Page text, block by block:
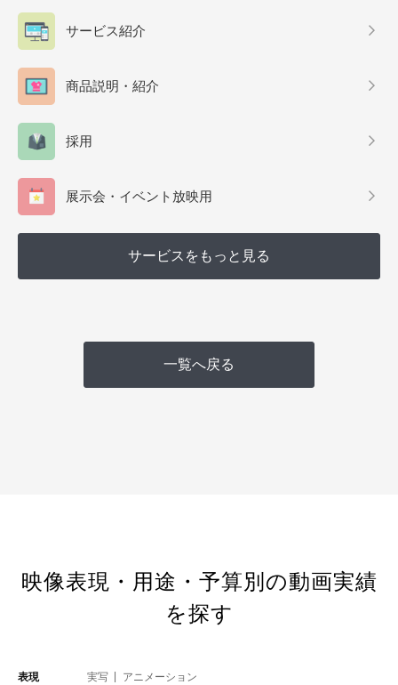
サービス紹介
商品説明・紹介
採用
展示会・イベント放映用
サービスをもっと見る
一覧へ戻る
映像表現・用途・予算別の動画実績
を探す
表現 実写 アニメーション